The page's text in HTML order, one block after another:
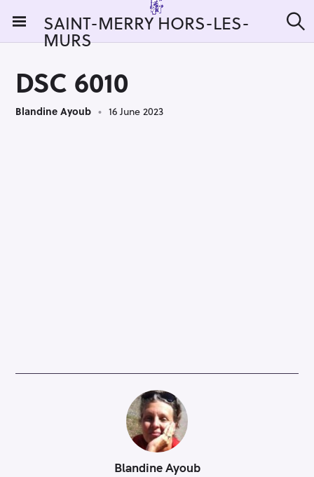
i
SAINT-MERRY HORS-LES-
MURS e
DSC 6010
Blandine Ayoub 16 June 2023
Blandine Ayoub